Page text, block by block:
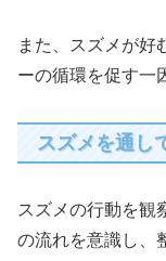
また、スズメが好
ーの循環を促す一
スズメを通し
スズメの行動を観
の流れを意識し、